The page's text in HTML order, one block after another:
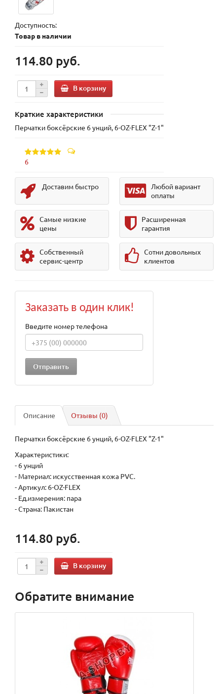
Доступность:
Товар в наличии
114.80 руб.
В корзину
Краткие характеристики
Перчатки боксёрские 6 унций, 6-OZ-FLEX "Z-1"
6
Доставим быстро
Любой вариант
оплаты
Самые низкие
цены
Расширенная
гарантия
Собственный
сервис-центр
Сотни довольных
клиентов
Заказать в один клик!
Введите номер телефона
Описание Отзывы (0)
Перчатки боксёрские 6 унций, 6-OZ-FLEX "Z-1"
Характеристики:
- 6 унций
- Материал: искусственная кожа PVC.
- Артикул: 6-OZ-FLEX
- Ед.измерения: пара
- Страна: Пакистан
114.80 руб.
В корзину
Обратите внимание